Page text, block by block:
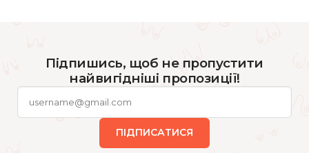
Підпишись, щоб не пропустити
найвигідніші пропозиції!
ПІДПИСАТИСЯ